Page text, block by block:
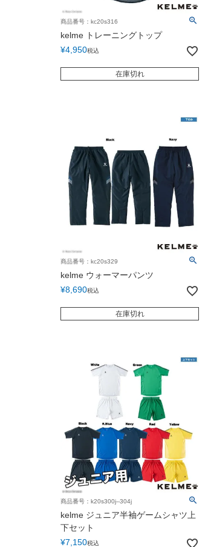
商品番号：kc20s316
kelme トレーニングトップ
¥4,950税込
在庫切れ
商品番号：kc20s329
kelme ウォーマーパンツ
¥8,690税込
在庫切れ
商品番号：k20s300j--304j
kelme ジュニア半袖ゲームシャツ上
下セット
¥7,150税込